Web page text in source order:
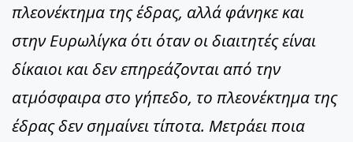
πλεονέκτημα της έδρας, αλλά φάνηκε και
στην Ευρωλίγκα ότι όταν οι διαιτητές είναι
δίκαιοι και δεν επηρεάζονται από την
ατμόσφαιρα στο γήπεδο, το πλεονέκτημα της
έδρας δεν σημαίνει τίποτα. Μετράει ποια